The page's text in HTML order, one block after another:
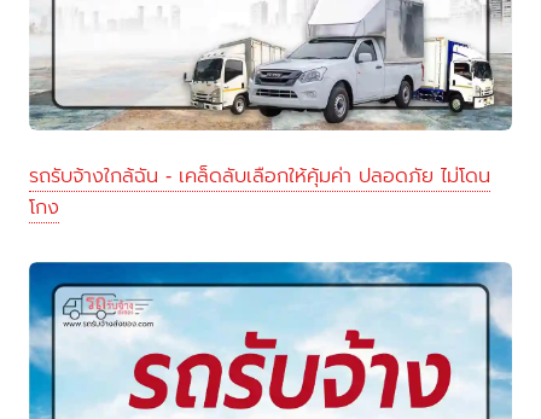
รถรับจ้างใกล้ฉัน - เคล็ดลับเลือกให้คุ้มค่า ปลอดภัย ไม่โดน
โกง